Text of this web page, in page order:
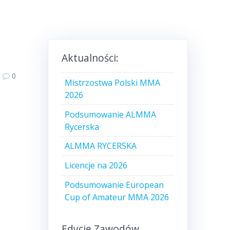
0
Aktualności:
Mistrzostwa Polski MMA
2026
Podsumowanie ALMMA
Rycerska
ALMMA RYCERSKA
Licencje na 2026
Podsumowanie European
Cup of Amateur MMA 2026